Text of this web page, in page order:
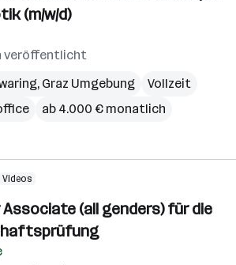
(m/w/d)
veröffentlicht
, Graz Umgebung
Vollzeit
ab 4.000 € monatlich
Videos
Associate (all genders) für die